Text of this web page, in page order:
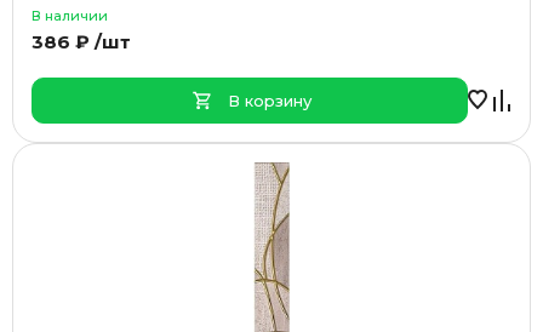
В наличии
386 ₽ /шт
В корзину